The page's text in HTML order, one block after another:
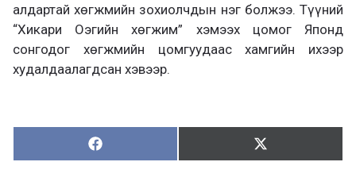
алдартай хөгжмийн зохиолчдын нэг болжээ. Түүний
“Хикари Оэгийн хөгжим” хэмээх цомог Японд
сонгодог хөгжмийн цомгуудаас хамгийн ихээр
худалдаалагдсан хэвээр.
Хуваалцах:
Х
у
Түгээх:
Т
ү